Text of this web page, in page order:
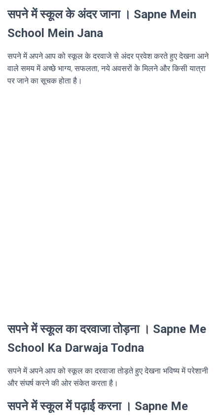
सपने में स्कूल के अंदर जाना । Sapne Mein
School Mein Jana
सपने में अपने आप को स्कूल के दरवाजे से अंदर प्रवेश करते हुए देखना आने
वाले समय में अच्छे भाग्य, सफलता, नये अवसरों के मिलने और किसी यात्रा
पर जाने का सूचक होता है।
सपने में स्कूल का दरवाजा तोड़ना । Sapne Me
School Ka Darwaja Todna
सपने में अपने आप को स्कूल का दरवाजा तोड़ते हुए देखना भविष्य में परेशानी
और संघर्ष करने की ओर संकेत करता है।
सपने में स्कूल में पढ़ाई करना । Sapne Me